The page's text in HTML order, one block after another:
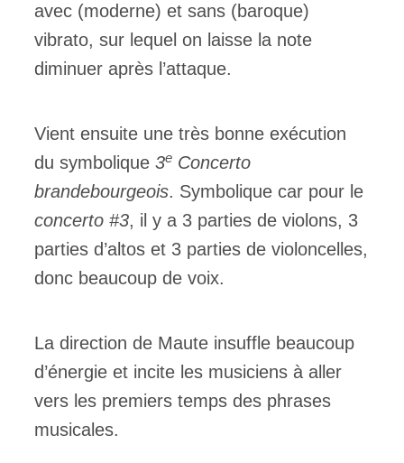
avec (moderne) et sans (baroque)
vibrato, sur lequel on laisse la note
diminuer après l’attaque.
Vient ensuite une très bonne exécution
du symbolique 3e Concerto
brandebourgeois. Symbolique car pour le
concerto #3, il y a 3 parties de violons, 3
parties d’altos et 3 parties de violoncelles,
donc beaucoup de voix.
La direction de Maute insuffle beaucoup
d’énergie et incite les musiciens à aller
vers les premiers temps des phrases
musicales.